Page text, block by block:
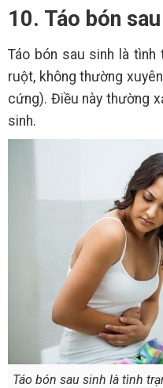
10. Táo bón
Táo bón sau sinh là
ruột, không thường
cứng). Điều này thường
sinh.
Táo bón sau sinh là tình